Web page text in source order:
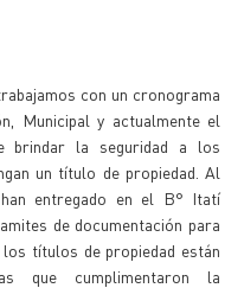
con un cronograma
Municipal y actualmente el
brindar la seguridad a los
un título de propiedad. Al
entregado en el B° Itatí
de documentación para
títulos de propiedad están
que cumplimentaron la